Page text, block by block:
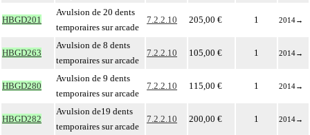
HBGD201
Avulsion de 20 dents
temporaires sur arcade
7.2.2.10 205,00 € 1 2014→
HBGD263
Avulsion de 8 dents
temporaires sur arcade
7.2.2.10 105,00 € 1 2014→
HBGD280
Avulsion de 9 dents
temporaires sur arcade
7.2.2.10 115,00 € 1 2014→
HBGD282
Avulsion de19 dents
temporaires sur arcade
7.2.2.10 200,00 € 1 2014→